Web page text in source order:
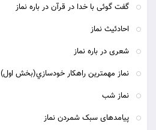
گفت گوئی با خدا در قرآن در باره نماز
احادئیث نماز
شعری در باره نماز
نماز مهمترين راهكار خودسازي(بخش اول)
نماز شب
پیامدهای سبک شمردن نماز